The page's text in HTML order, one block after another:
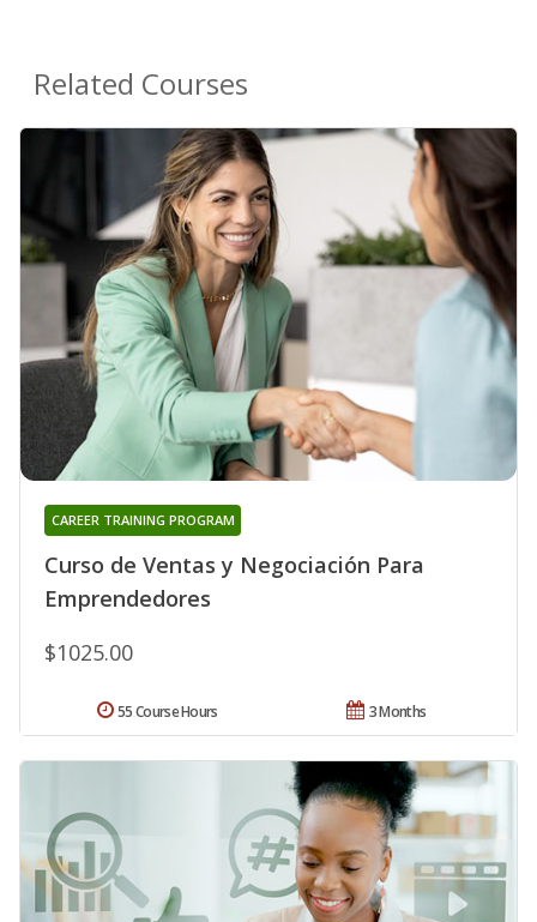
Related Courses
Curso de Ventas y Negociación Para
Emprendedores
CAREER TRAINING PROGRAM
$1025.00
3 Months
55 Course Hours